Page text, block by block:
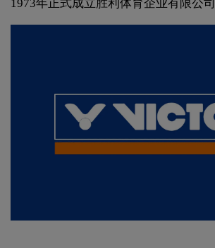
1973年正式成立胜利体育企业有限公司